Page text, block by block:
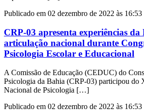
Publicado em 02 dezembro de 2022 às 16:53
CRP-03 apresenta experiências da
articulação nacional durante
Psicologia Escolar e Educacional
A Comissão de Educação (CEDUC) do
Psicologia da Bahia (CRP-03) participou do
Nacional de Psicologia […]
Publicado em 02 dezembro de 2022 às 16:53